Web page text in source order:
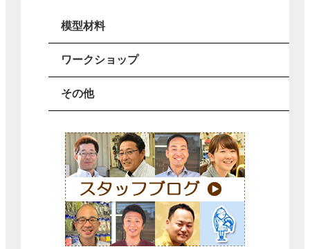
模型材料
ワークショップ
その他